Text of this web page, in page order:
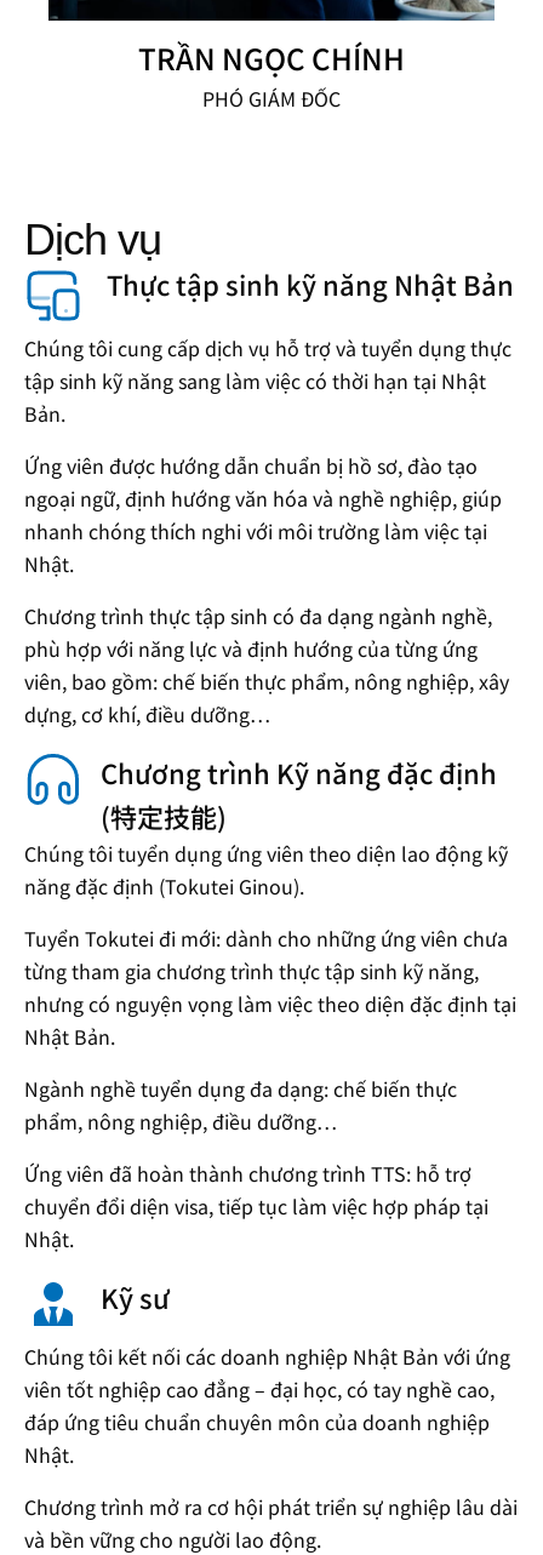
TRẦN NGỌC CHÍNH
PHÓ GIÁM ĐỐC
Dịch vụ
Thực tập sinh kỹ năng Nhật Bản
Chúng tôi cung cấp dịch vụ hỗ trợ và tuyển dụng thực
tập sinh kỹ năng sang làm việc có thời hạn tại Nhật
Bản.
Ứng viên được hướng dẫn chuẩn bị hồ sơ, đào tạo
ngoại ngữ, định hướng văn hóa và nghề nghiệp, giúp
nhanh chóng thích nghi với môi trường làm việc tại
Nhật.
Chương trình thực tập sinh có đa dạng ngành nghề,
phù hợp với năng lực và định hướng của từng ứng
viên, bao gồm: chế biến thực phẩm, nông nghiệp, xây
dựng, cơ khí, điều dưỡng…
Chương trình Kỹ năng đặc định
(特定技能)
Chúng tôi tuyển dụng ứng viên theo diện lao động kỹ
năng đặc định (Tokutei Ginou).
Tuyển Tokutei đi mới: dành cho những ứng viên chưa
từng tham gia chương trình thực tập sinh kỹ năng,
nhưng có nguyện vọng làm việc theo diện đặc định tại
Nhật Bản.
Ngành nghề tuyển dụng đa dạng: chế biến thực
phẩm, nông nghiệp, điều dưỡng…
Ứng viên đã hoàn thành chương trình TTS: hỗ trợ
chuyển đổi diện visa, tiếp tục làm việc hợp pháp tại
Nhật.
Kỹ sư
Chúng tôi kết nối các doanh nghiệp Nhật Bản với ứng
viên tốt nghiệp cao đẳng – đại học, có tay nghề cao,
đáp ứng tiêu chuẩn chuyên môn của doanh nghiệp
Nhật.
Chương trình mở ra cơ hội phát triển sự nghiệp lâu dài
và bền vững cho người lao động.